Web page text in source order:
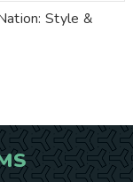
Style &